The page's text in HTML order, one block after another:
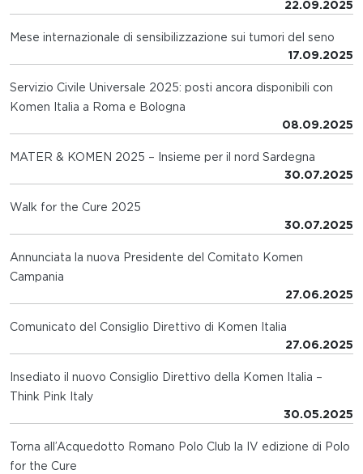
22.09.2025
Mese internazionale di sensibilizzazione sui tumori del seno
17.09.2025
Servizio Civile Universale 2025: posti ancora disponibili con
Komen Italia a Roma e Bologna
08.09.2025
MATER & KOMEN 2025 – Insieme per il nord Sardegna
30.07.2025
Walk for the Cure 2025
30.07.2025
Annunciata la nuova Presidente del Comitato Komen
Campania
27.06.2025
Comunicato del Consiglio Direttivo di Komen Italia
27.06.2025
Insediato il nuovo Consiglio Direttivo della Komen Italia –
Think Pink Italy
30.05.2025
Torna all’Acquedotto Romano Polo Club la IV edizione di Polo
for the Cure